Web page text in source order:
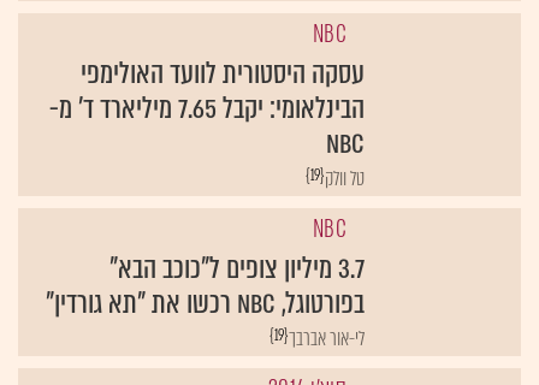
NBC
עסקה היסטורית לוועד האולימפי
הבינלאומי: יקבל 7.65 מיליארד ד' מ-
NBC
{19}טל וולק
NBC
3.7 מיליון צופים ל"כוכב הבא"
בפורטוגל, NBC רכשו את "תא גורדין"
{19}לי-אור אברבך